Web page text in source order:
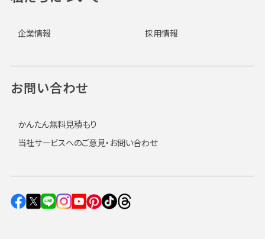
企業情報 採用情報
お問い合わせ
かんたん無料見積もり
当社サービスへのご意見・お問い合わせ